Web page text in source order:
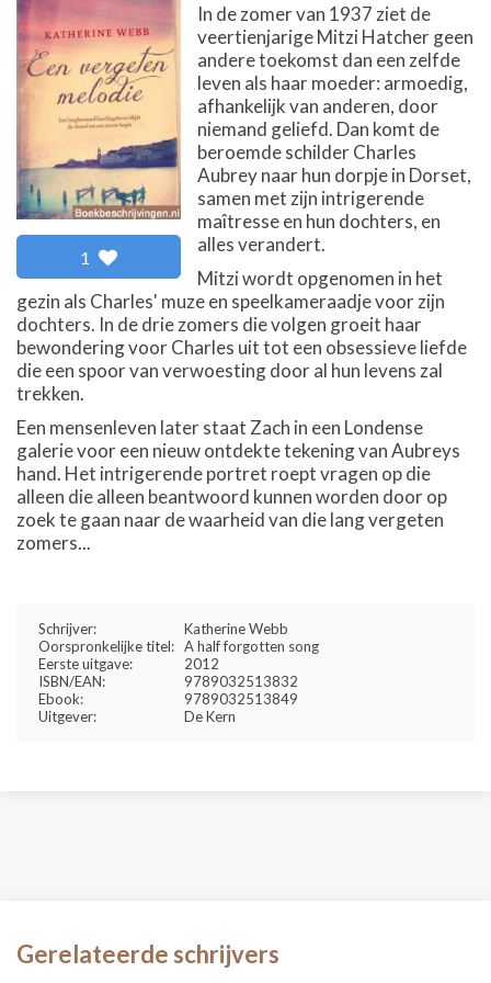
1
In de zomer van 1937 ziet de
veertienjarige Mitzi Hatcher geen
andere toekomst dan een zelfde
leven als haar moeder: armoedig,
afhankelijk van anderen, door
niemand geliefd. Dan komt de
beroemde schilder Charles
Aubrey naar hun dorpje in Dorset,
samen met zijn intrigerende
maîtresse en hun dochters, en
alles verandert.
Mitzi wordt opgenomen in het
gezin als Charles' muze en speelkameraadje voor zijn
dochters. In de drie zomers die volgen groeit haar
bewondering voor Charles uit tot een obsessieve liefde
die een spoor van verwoesting door al hun levens zal
trekken.
Een mensenleven later staat Zach in een Londense
galerie voor een nieuw ontdekte tekening van Aubreys
hand. Het intrigerende portret roept vragen op die
alleen die alleen beantwoord kunnen worden door op
zoek te gaan naar de waarheid van die lang vergeten
zomers...
Schrijver:
Katherine Webb
Oorspronkelijke titel: A half forgotten song
Eerste uitgave:
2012
ISBN/EAN:
9789032513832
Ebook:
9789032513849
Uitgever:
De Kern
Gerelateerde schrijvers